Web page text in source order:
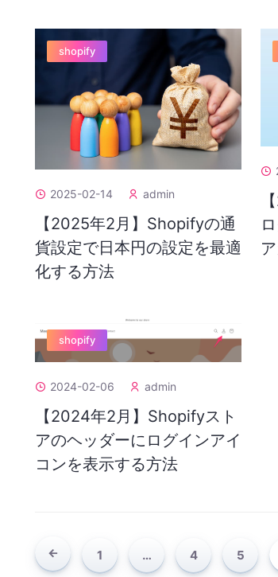
shopify
2025-02-14 admin
【2025年2月】Shopifyの通
貨設定で日本円の設定を最適
化する方法
shopify
2024-02-06 admin
【2024年2月】Shopifyスト
アのヘッダーにログインアイ
コンを表示する方法
1 … 4 5